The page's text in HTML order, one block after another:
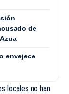
de
envejece
locales no han